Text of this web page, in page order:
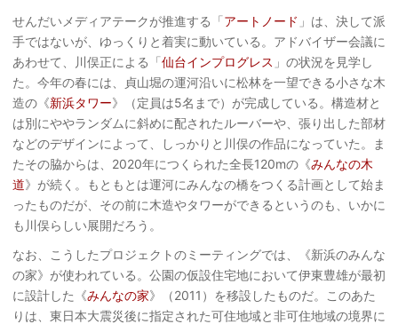
せんだいメディアテークが推進する「アートノード 」は、決して派
手ではないが、ゆっくりと着実に動いている。アドバイザー会議に
あわせて、川俣正による「仙台インプログレス 」の状況を見学し
た。今年の春には、貞山堀の運河沿いに松林を一望できる小さな木
造の《新浜タワー》（定員は5名まで）が完成している。構造材と
は別にややランダムに斜めに配されたルーバーや、張り出した部材
などのデザインによって、しっかりと川俣の作品になっていた。ま
たその脇からは、2020年につくられた全長120mの《みんなの木
道》が続く。もともとは運河にみんなの橋をつくる計画として始ま
ったものだが、その前に木造やタワーができるというのも、いかに
も川俣らしい展開だろう。
なお、こうしたプロジェクトのミーティングでは、《新浜のみんな
の家》が使われている。公園の仮設住宅地において伊東豊雄が最初
に設計した《みんなの家》（2011）を移設したものだ。このあた
りは、東日本大震災後に指定された可住地域と非可住地域の境界に